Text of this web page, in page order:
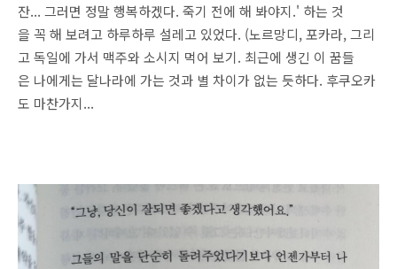
잔... 그러면 정말 행복하겠다. 죽기 전에 해 봐야지.' 하는 것
을 꼭 해 보려고 하루하루 설레고 있었다. (노르망디, 포카라, 그리
고 독일에 가서 맥주와 소시지 먹어 보기. 최근에 생긴 이 꿈들
은 나에게는 달나라에 가는 것과 별 차이가 없는 듯하다. 후쿠오카
도 마찬가지...